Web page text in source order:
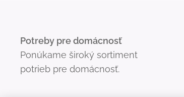
Potreby pre domácnosť
Ponúkame široký sortiment
potrieb pre domácnosť.